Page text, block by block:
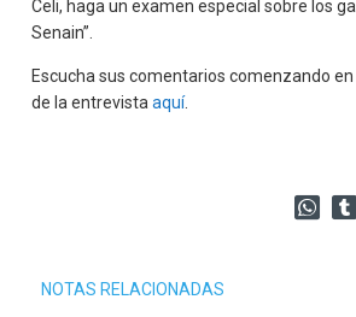
Celi, haga un examen especial sobre los
Senain”.
Escucha sus comentarios comenzando
de la entrevistaaquí.
NOTAS RELACIONADAS